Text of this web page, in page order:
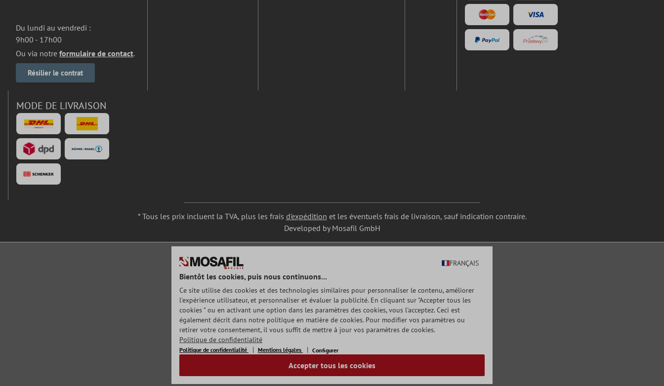
Du lundi au vendredi :
9h00 - 17h00
Ou via notre formulaire de contact.
Résilier le contrat
MODE DE LIVRAISON
* Tous les prix incluent la TVA, plus les frais d'expédition et les éventuels frais de livraison, sauf indication contraire.
Developed by Mosafil GmbH
FRANÇAIS
Bientôt les cookies, puis nous continuons...
Ce site utilise des cookies et des technologies similaires pour personnaliser le contenu, améliorer
l'expérience utilisateur, et personnaliser et évaluer la publicité. En cliquant sur "Accepter tous les
cookies " ou en activant une option dans les paramètres des cookies, vous l'acceptez. Ceci est
également décrit dans notre politique en matière de cookies. Pour modifier vos paramètres ou
retirer votre consentement, il vous suffit de mettre à jour vos paramètres de cookies.
Politique de confidentialité
Politique de confidentialité Mentions légales Configurer
Accepter tous les cookies